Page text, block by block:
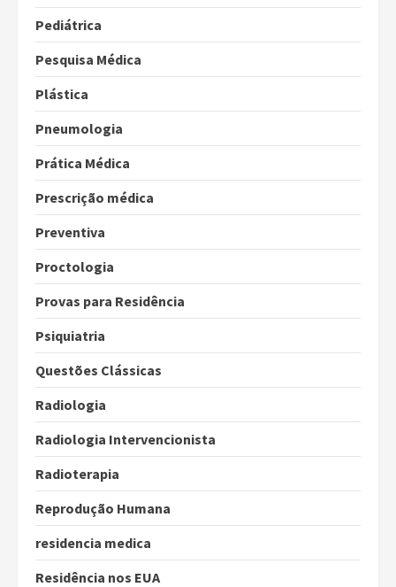
Pediátrica
Pesquisa Médica
Plástica
Pneumologia
Prática Médica
Prescrição médica
Preventiva
Proctologia
Provas para Residência
Psiquiatria
Questões Clássicas
Radiologia
Radiologia Intervencionista
Radioterapia
Reprodução Humana
residencia medica
Residência nos EUA